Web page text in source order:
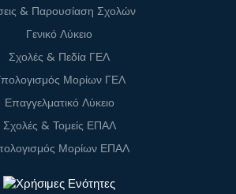
& Παρουσίαση Σχολών
Γενικό Λύκειο
Σχολές & Πεδία ΓΕΛ
Μορίων ΓΕΛ
Επαγγελματικό Λύκειο
Σχολές & Τομείς ΕΠΑΛ
Μορίων ΕΠΑΛ